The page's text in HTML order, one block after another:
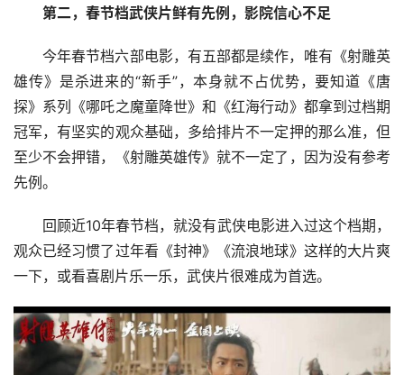
第二，春节档武侠片鲜有先例，影院信心不足
今年春节档六部电影，有五部都是续作，唯有《射雕英
雄传》是杀进来的“新手”，本身就不占优势，要知道《唐
探》系列《哪吒之魔童降世》和《红海行动》都拿到过档期
冠军，有坚实的观众基础，多给排片不一定押的那么准，但
至少不会押错，《射雕英雄传》就不一定了，因为没有参考
先例。
回顾近10年春节档，就没有武侠电影进入过这个档期，
观众已经习惯了过年看《封神》《流浪地球》这样的大片爽
一下，或看喜剧片乐一乐，武侠片很难成为首选。